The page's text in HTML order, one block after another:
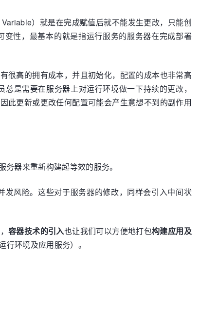
）就是在完成赋值后就不能发生更改，只能创
性，最基本的就是指运行服务的服务器在完成部署
很高的拥有成本，并且初始化，配置的成本也非常高
总是需要在服务器上对运行环境做一下持续的更改，
此更新或更改任何配置可能会产生意想不到的副作用
器来重新构建起等效的服务。
风险。这些对于服务器的修改，同样会引入中间状
容器技术的引入也让我们可以方便地打包构建应用及
环境及应用服务）。